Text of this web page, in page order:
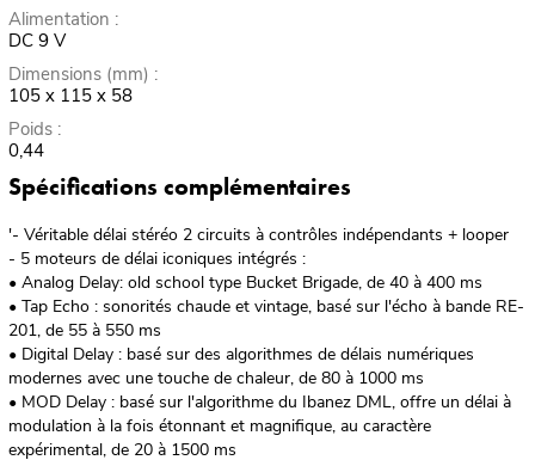
Alimentation :
DC 9 V
Dimensions (mm) :
105 x 115 x 58
Poids :
0,44
Spécifications complémentaires
'- Véritable délai stéréo 2 circuits à contrôles indépendants + looper
- 5 moteurs de délai iconiques intégrés :
• Analog Delay: old school type Bucket Brigade, de 40 à 400 ms
• Tap Echo : sonorités chaude et vintage, basé sur l'écho à bande RE-
201, de 55 à 550 ms
• Digital Delay : basé sur des algorithmes de délais numériques
modernes avec une touche de chaleur, de 80 à 1000 ms
• MOD Delay : basé sur l'algorithme du Ibanez DML, offre un délai à
modulation à la fois étonnant et magnifique, au caractère
expérimental, de 20 à 1500 ms